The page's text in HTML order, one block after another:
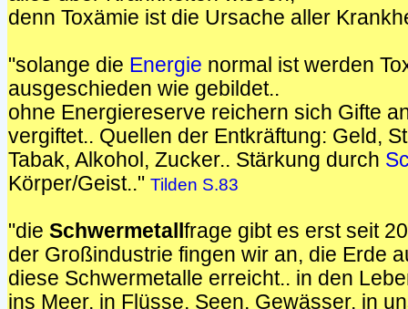
denn Toxämie ist die Ursache aller
"solange die Energie normal ist werden
ausgeschieden wie gebildet..
ohne Energiereserve reichern sich Gifte
vergiftet.. Quellen der Entkräftung: Geld,
Tabak, Alkohol, Zucker.. Stärkung durch
Körper/Geist.." Tilden S.83
"die Schwermetall frage gibt es erst seit
der Großindustrie fingen wir an, die Erde
diese Schwermetalle erreicht.. in den
ins Meer, in Flüsse, Seen, Gewässer, in